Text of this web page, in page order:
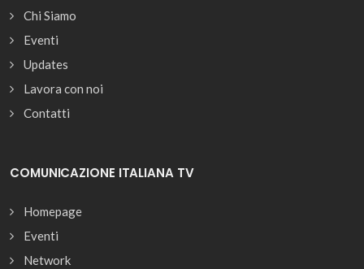
Chi Siamo
Eventi
Updates
Lavora con noi
Contatti
COMUNICAZIONE ITALIANA TV
Homepage
Eventi
Network